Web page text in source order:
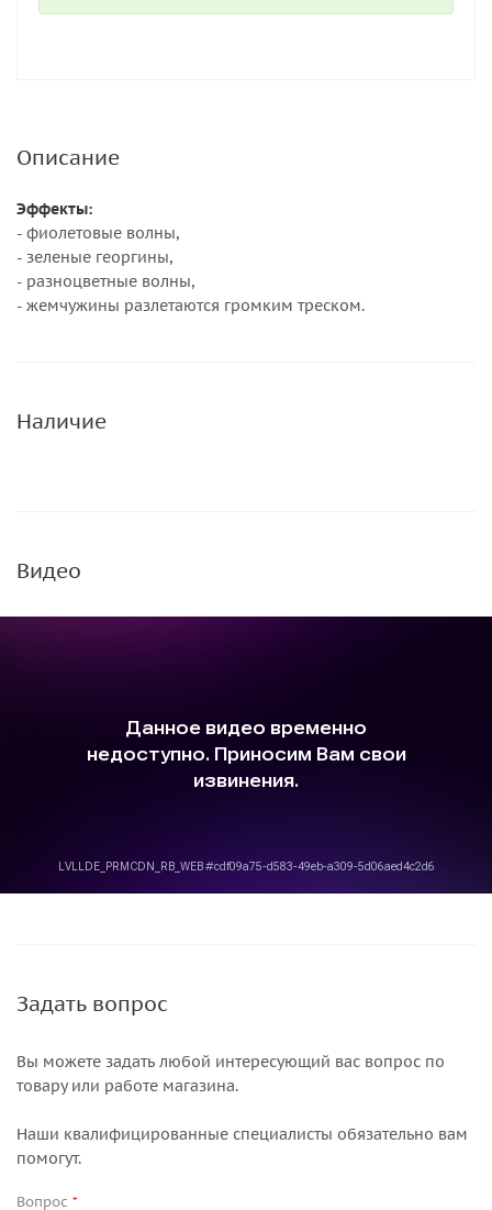
Описание
Эффекты:
- фиолетовые волны,
- зеленые георгины,
- разноцветные волны,
- жемчужины разлетаются громким треском.
Наличие
Видео
Задать вопрос
Вы можете задать любой интересующий вас вопрос по
товару или работе магазина.
Наши квалифицированные специалисты обязательно вам
помогут.
Вопрос *